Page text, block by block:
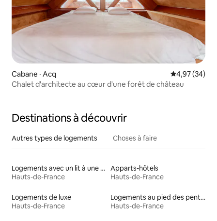
Cabane · Acq Note
4,97 (34)
Chalet d'architecte au cœur d'une forêt de château
Destinations à découvrir
Autres types de logements Choses à faire
Logements avec un lit à une hauteur accessible
Hauts-de-France
Apparts-hôtels
Hauts-de-France
Logements de luxe
Hauts-de-France
Logements au pied des pentes à louer
Hauts-de-France